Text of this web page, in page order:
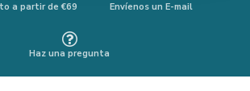
a partir de €69 Envíenos un E-mail
Haz una pregunta